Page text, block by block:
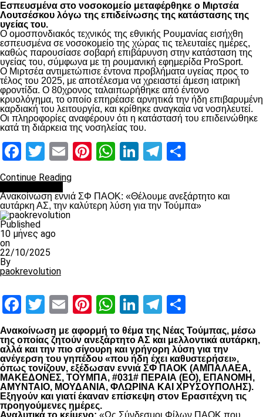
Εσπευσμένα στο νοσοκομείο μεταφέρθηκε ο Μιρτσέα
Λουτσέσκου λόγω της επιδείνωσης της κατάστασης της
υγείας του.
Ο ομοσπονδιακός τεχνικός της εθνικής Ρουμανίας εισήχθη
εσπευσμένα σε νοσοκομείο της χώρας τις τελευταίες ημέρες,
καθώς παρουσίασε σοβαρή επιβάρυνση στην κατάσταση της
υγείας του, σύμφωνα με τη ρουμανική εφημερίδα ProSport.
Ο Μιρτσέα αντιμετώπισε έντονα προβλήματα υγείας προς το
τέλος του 2025, με αποτέλεσμα να χρειαστεί άμεση ιατρική
φροντίδα. Ο 80χρονος ταλαιπωρήθηκε από έντονο
κρυολόγημα, το οποίο επηρέασε αρνητικά την ήδη επιβαρυμένη
καρδιακή του λειτουργία, και κρίθηκε αναγκαία να νοσηλευτεί.
Οι πληροφορίες αναφέρουν ότι η κατάστασή του επιδεινώθηκε
κατά τη διάρκεια της νοσηλείας του.
Facebook
Twitter
EmailPinterest
WhatsApp
LinkedIn
Telegram
Continue Reading
Ανακοίνωση εννιά ΣΦ ΠΑΟΚ: «Θέλουμε ανεξάρτητο και
αυτάρκη ΑΣ, την καλύτερη λύση για την Τούμπα»
Published
10 μήνες ago
on
22/10/2025
By
paokrevolution
Facebook
Twitter
EmailPinterest
WhatsApp
LinkedIn
Telegram
Ανακοίνωση με αφορμή το θέμα της Νέας Τούμπας, μέσω
της οποίας ζητούν ανεξάρτητο ΑΣ και μελλοντικά αυτάρκη,
αλλά και την πιο σίγουρη και γρήγορη λύση για την
ανέγερση του γηπέδου «που ήδη έχει καθυστερήσει»,
όπως τονίζουν, εξέδωσαν εννιά ΣΦ ΠΑΟΚ (ΑΜΠΑΛΑΕΑ,
ΜΑΚΕΔΟΝΕΣ, ΤΟΥΜΠΑ, #031# ΠΕΡΑΙΑ (ΕΟ), ΕΠΑΝΟΜΗ,
ΑΜΥΝΤΑΙΟ, ΜΟΥΔΑΝΙΑ, ΦΛΩΡΙΝΑ ΚΑΙ ΧΡΥΣΟΥΠΟΛΗΣ).
Εξηγούν και γιατί έκαναν επίσκεψη στον Ερασιτέχνη τις
προηγούμενες ημέρες.
Αναλυτικά το κείμενο: «Ως Σύνδεσμοι Φίλων ΠΑΟΚ που